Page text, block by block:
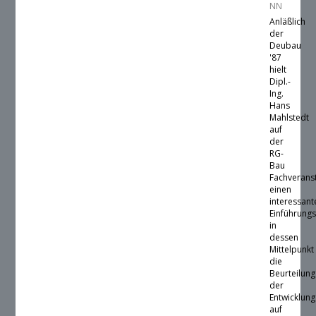
NN
Anläßlich
der
Deubau
'87
hielt
Dipl.-
Ing.
Hans
Mahlstedt
auf
der
RG-
Bau
einen
in
dessen
Mittelpunkt
die
Beurteilung
der
Entwicklung
auf